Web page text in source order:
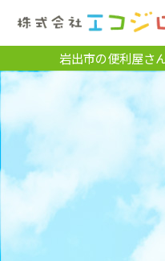
岩出市の便利屋さ